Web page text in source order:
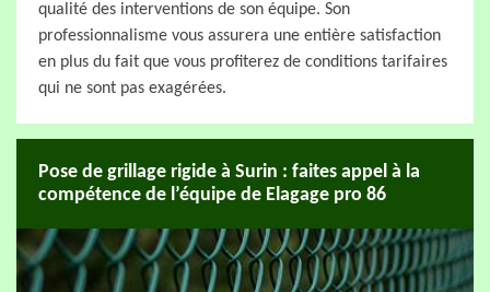
qualité des interventions de son équipe. Son
professionnalisme vous assurera une entière satisfaction
en plus du fait que vous profiterez de conditions tarifaires
qui ne sont pas exagérées.
Pose de grillage rigide à Surin : faites appel à la
compétence de l’équipe de Elagage pro 86